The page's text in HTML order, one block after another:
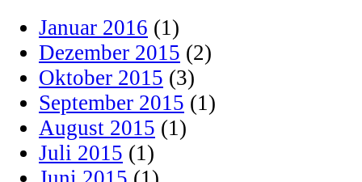
Januar 2016 (1)
Dezember 2015 (2)
Oktober 2015 (3)
September 2015 (1)
August 2015 (1)
Juli 2015 (1)